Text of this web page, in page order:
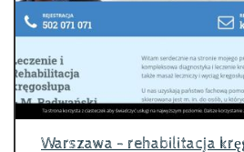
Warszawa - rehabilitacja